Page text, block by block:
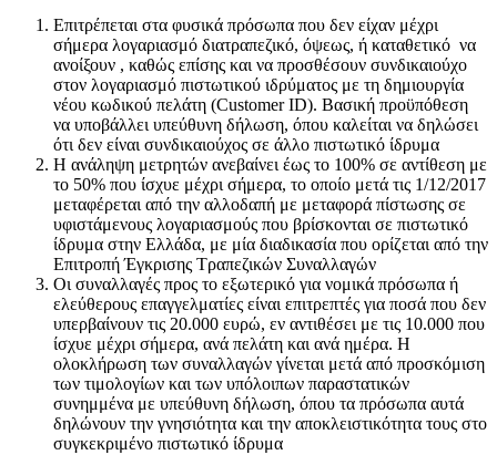
Επιτρέπεται στα φυσικά πρόσωπα που δεν είχαν μέχρι
σήμερα λογαριασμό διατραπεζικό, όψεως, ή καταθετικό να
ανοίξουν , καθώς επίσης και να προσθέσουν συνδικαιούχο
στον λογαριασμό πιστωτικού ιδρύματος με τη δημιουργία
νέου κωδικού πελάτη (Customer ID). Βασική προϋπόθεση
να υποβάλλει υπεύθυνη δήλωση, όπου καλείται να δηλώσει
ότι δεν είναι συνδικαιούχος σε άλλο πιστωτικό ίδρυμα
Η ανάληψη μετρητών ανεβαίνει έως το 100% σε αντίθεση με
το 50% που ίσχυε μέχρι σήμερα, το οποίο μετά τις 1/12/2017
μεταφέρεται από την αλλοδαπή με μεταφορά πίστωσης σε
υφιστάμενους λογαριασμούς που βρίσκονται σε πιστωτικό
ίδρυμα στην Ελλάδα, με μία διαδικασία που ορίζεται από την
Επιτροπή Έγκρισης Τραπεζικών Συναλλαγών
Οι συναλλαγές προς το εξωτερικό για νομικά πρόσωπα ή
ελεύθερους επαγγελματίες είναι επιτρεπτές για ποσά που δεν
υπερβαίνουν τις 20.000 ευρώ, εν αντιθέσει με τις 10.000 που
ίσχυε μέχρι σήμερα, ανά πελάτη και ανά ημέρα. Η
ολοκλήρωση των συναλλαγών γίνεται μετά από προσκόμιση
των τιμολογίων και των υπόλοιπων παραστατικών
συνημμένα με υπεύθυνη δήλωση, όπου τα πρόσωπα αυτά
δηλώνουν την γνησιότητα και την αποκλειστικότητα τους στο
συγκεκριμένο πιστωτικό ίδρυμα